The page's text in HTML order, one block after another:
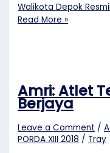
Walikota Depok
Read More »
Amri: Atlet
Berjaya
Leave a Comment /
PORDA XIII 2018 / Tray